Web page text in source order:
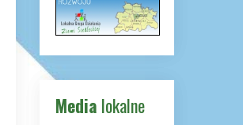
Media lokalne